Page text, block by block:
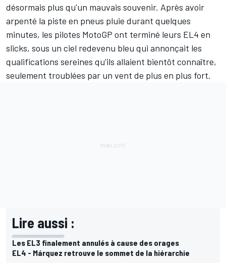
désormais plus qu'un mauvais souvenir. Après avoir
arpenté la piste en pneus pluie durant quelques
minutes, les pilotes MotoGP ont terminé leurs EL4 en
slicks, sous un ciel redevenu bleu qui annonçait les
qualifications sereines qu'ils allaient bientôt connaître,
seulement troublées par un vent de plus en plus fort.
Lire aussi :
Les EL3 finalement annulés à cause des orages
EL4 - Márquez retrouve le sommet de la hiérarchie